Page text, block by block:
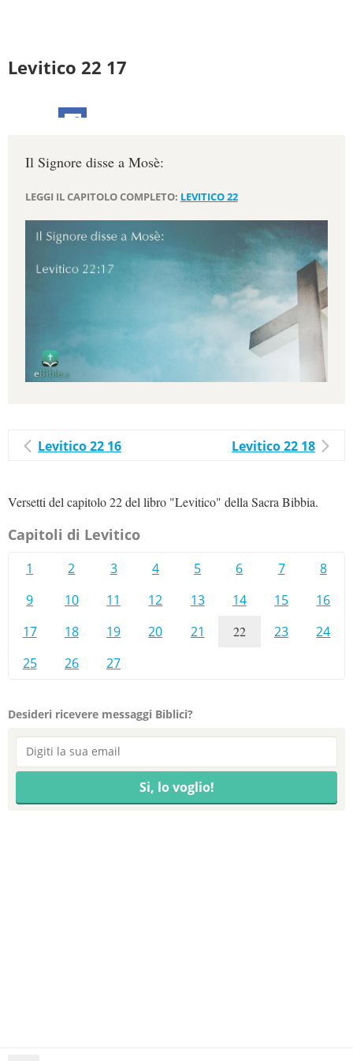
Levitico 22 17
Il Signore disse a Mosè:
LEGGI IL CAPITOLO COMPLETO: LEVITICO 22
Levitico 22 16 Levitico 22 18
Versetti del capitolo 22 del libro "Levitico" della Sacra Bibbia.
Capitoli di Levitico
1 2 3 4 5 6 7
8
9
10 11 12 13 14 15
16
17
18 19 20 21 22 23
24
25
26 27
Desideri ricevere messaggi Biblici?